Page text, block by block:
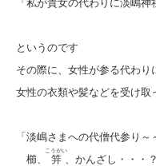
「私が貴女の代わりに淡嶋神
というのです
その際に、女性が参る代わり
女性の衣類や髪などを受け取
「淡嶋さまへの代僧代参り～
櫛、
笄
こうがい
、かんざし・・・？